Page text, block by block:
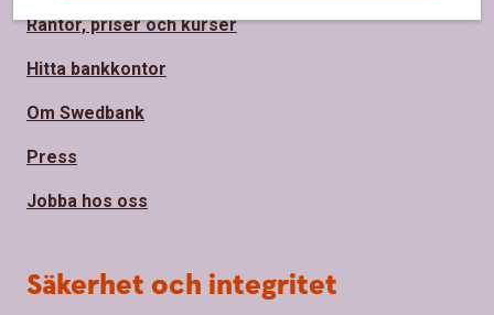
Räntor, priser och kurser
Hitta bankkontor
Om Swedbank
Press
Jobba hos oss
Säkerhet och integritet